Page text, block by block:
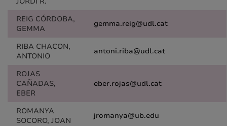
REIG CÓRDOBA,
GEMMA
gemma.reig@udl.cat
RIBA CHACON,
ANTONIO
antoni.riba@udl.cat
ROJAS
CAÑADAS,
EBER
eber.rojas@udl.cat
ROMANYA
SOCORO, JOAN
jromanya@ub.edu